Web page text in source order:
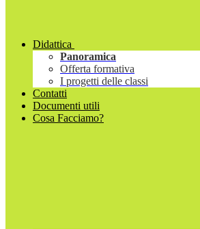
Didattica
Panoramica
Offerta formativa
I progetti delle classi
Contatti
Documenti utili
Cosa Facciamo?